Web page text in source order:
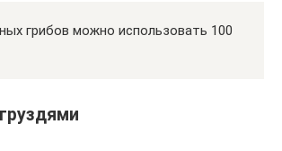
грибов можно использовать 100